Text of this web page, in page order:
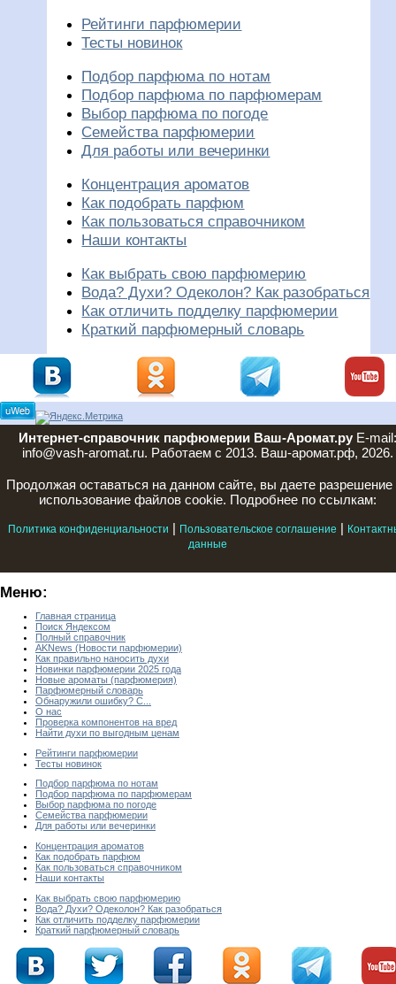
Рейтинги парфюмерии
Тесты новинок
Подбор парфюма по нотам
Подбор парфюма по парфюмерам
Выбор парфюма по погоде
Семейства парфюмерии
Для работы или вечеринки
Концентрация ароматов
Как подобрать парфюм
Как пользоваться справочником
Наши контакты
Как выбрать свою парфюмерию
Вода? Духи? Одеколон? Как разобраться
Как отличить подделку парфюмерии
Краткий парфюмерный словарь
Интернет-справочник парфюмерии Ваш-Аромат.ру E-
info@vash-aromat.ru. Работаем с 2013. Ваш-аромат.рф, 2026.
Продолжая оставаться на данном сайте, вы даете разрешение
использование файлов cookie. Подробнее по ссылкам:
Политика конфиденциальности | Пользовательское соглашение |
данные
Меню:
Главная страница
Поиск Яндексом
Полный справочник
AKNews (Новости парфюмерии)
Как правильно наносить духи
Новинки парфюмерии 2025 года
Новые ароматы (парфюмерия)
Парфюмерный словарь
Обнаружили ошибку? С...
О нас
Проверка компонентов на вред
Найти духи по выгодным ценам
Рейтинги парфюмерии
Тесты новинок
Подбор парфюма по нотам
Подбор парфюма по парфюмерам
Выбор парфюма по погоде
Семейства парфюмерии
Для работы или вечеринки
Концентрация ароматов
Как подобрать парфюм
Как пользоваться справочником
Наши контакты
Как выбрать свою парфюмерию
Вода? Духи? Одеколон? Как разобраться
Как отличить подделку парфюмерии
Краткий парфюмерный словарь